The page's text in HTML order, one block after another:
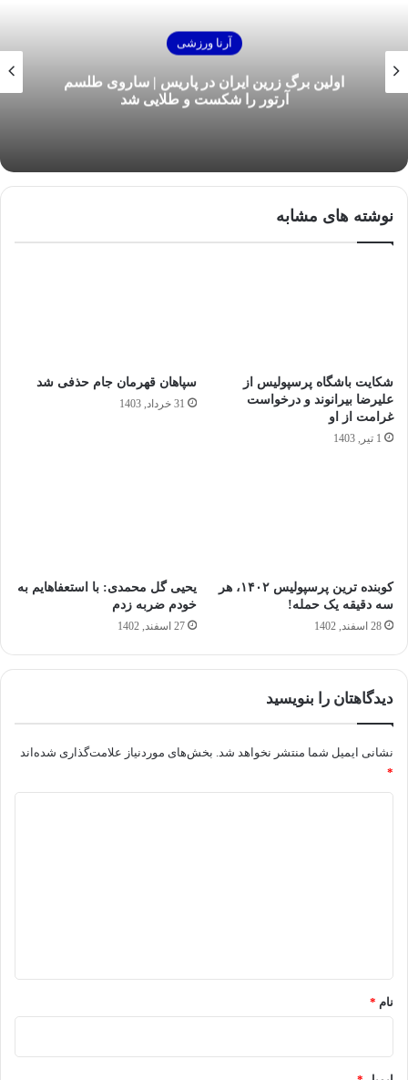
آرنا ورزشی
اولین برگ زرین ایران در پاریس | ساروی طلسم
آرتور را شکست و طلایی شد
نوشته های مشابه
شکایت باشگاه پرسپولیس از
علیرضا بیرانوند و درخواست
غرامت از او
1 تیر, 1403
سپاهان قهرمان جام حذفی شد
31 خرداد, 1403
کوبنده ترین پرسپولیس ۱۴۰۲، هر
سه دقیقه یک حمله!
28 اسفند, 1402
یحیی گل محمدی: با استعفاهایم به
خودم ضربه زدم
27 اسفند, 1402
دیدگاهتان را بنویسید
نشانی ایمیل شما منتشر نخواهد شد. بخش‌های موردنیاز علامت‌گذاری شده‌اند
*
نام *